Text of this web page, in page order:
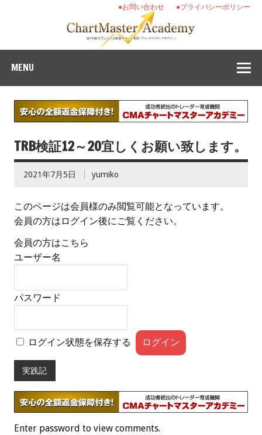
●プライバシーポリシー
●お問い合わせ
MENU
TRB検証12～20宜しくお願い致します。
2021年7月5日 yumiko
このページは会員様のみ閲覧可能となっています。
会員の方はログイン後にご覧ください。
会員の方はこちら
ユーザー名
パスワード
ログイン状態を保存する
実践記
Enter password to view comments.